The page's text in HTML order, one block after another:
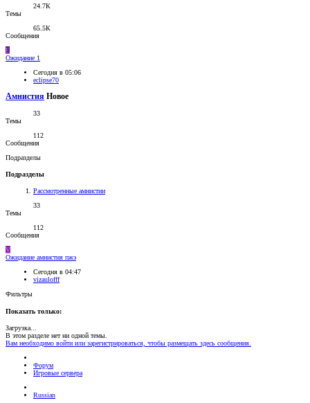
24.7К
Темы
65.5К
Сообщения
E
Ожидание 1
Сегодня в 05:06
eclipse70
Амнистия Новое
33
Темы
112
Сообщения
Подразделы
Подразделы
Рассмотренные амнистии
33
Темы
112
Сообщения
V
Ожидание амнистия пжэ
Сегодня в 04:47
vizaulofff
Фильтры
Показать только:
Загрузка...
В этом разделе нет ни одной темы.
Вам необходимо войти или зарегистрироваться, чтобы размещать здесь сообщения.
Форум
Игровые сервера
Russian